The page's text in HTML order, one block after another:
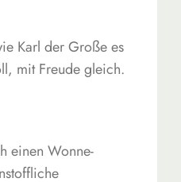
Karl der Große es
mit Freude gleich.
einen Wonne-